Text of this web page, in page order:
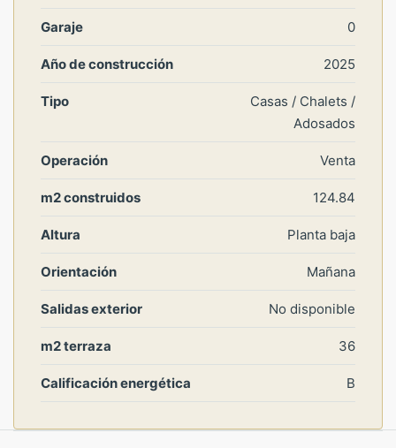
Garaje 0
Año de construcción 2025
Tipo
Casas / Chalets /
Adosados
Operación Venta
m2 construidos 124.84
Altura Planta baja
Orientación Mañana
Salidas exterior No disponible
m2 terraza 36
Calificación energética B